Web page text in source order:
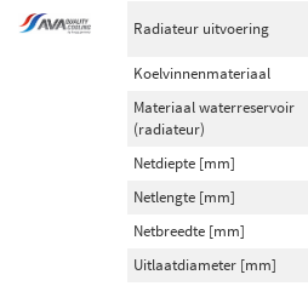
Niet op voorraad (2966)
Op voorraad (511)
Radiateur uitvoering
Koelvinnenmateriaal
Materiaal waterreservoir
(radiateur)
Netdiepte [mm]
Netlengte [mm]
Netbreedte [mm]
Uitlaatdiameter [mm]